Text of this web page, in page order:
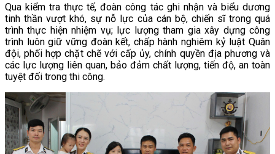
Qua kiểm tra thực tế, đoàn công tác ghi nhận và biểu dương
tinh thần vượt khó, sự nỗ lực của cán bộ, chiến sĩ trong quá
trình thực hiện nhiệm vụ; lực lượng tham gia xây dựng công
trình luôn giữ vững đoàn kết, chấp hành nghiêm kỷ luật Quân
đội, phối hợp chặt chẽ với cấp ủy, chính quyền địa phương và
các lực lượng liên quan, bảo đảm chất lượng, tiến độ, an toàn
tuyệt đối trong thi công.